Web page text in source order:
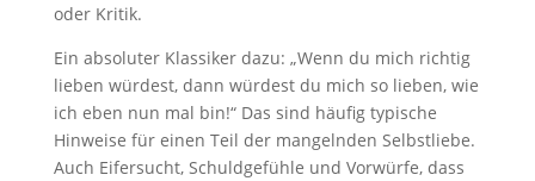
oder Kritik.
Ein absoluter Klassiker dazu: „Wenn du mich richtig
lieben würdest, dann würdest du mich so lieben, wie
ich eben nun mal bin!“ Das sind häufig typische
Hinweise für einen Teil der mangelnden Selbstliebe.
Auch Eifersucht, Schuldgefühle und Vorwürfe, dass